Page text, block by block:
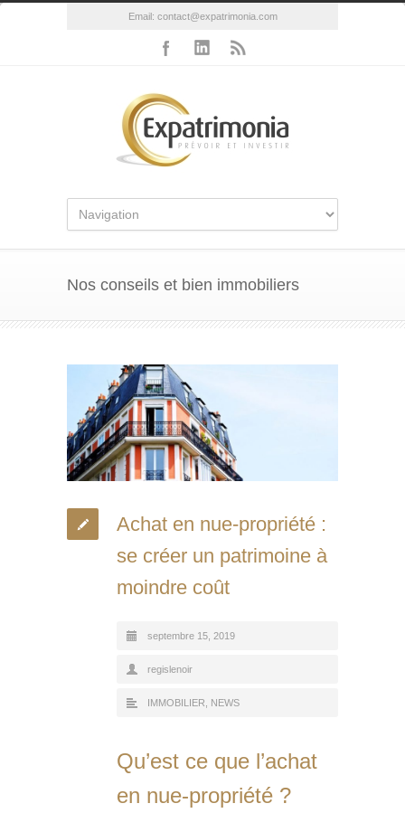
Email: contact@expatrimonia.com
Nos conseils et bien immobiliers
Achat en nue-propriété :
se créer un patrimoine à
moindre coût
septembre 15, 2019
regislenoir
IMMOBILIER NEWS
Qu’est ce que l’achat
en nue-propriété ?